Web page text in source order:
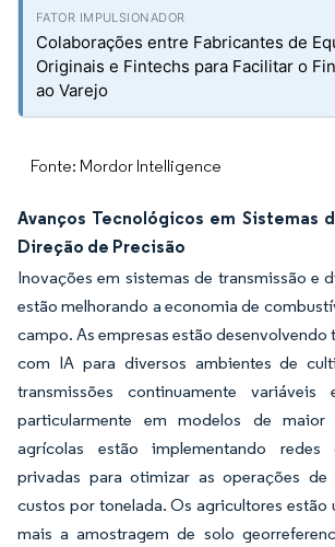
Colaborações entre Fabricantes de
Originais e Fintechs para Facilitar o
ao Varejo
Fonte: Mordor Intelligence
Avanços Tecnológicos em Sistemas
Direção de Precisão
Inovações em sistemas de transmissão e
estão melhorando a economia de
campo. As empresas estão
com IA para diversos ambientes de
transmissões continuamente variáveis
particularmente em modelos de maior
agrícolas estão implementando redes
privadas para otimizar as operações
custos por tonelada. Os agricultores estão
mais a amostragem de solo